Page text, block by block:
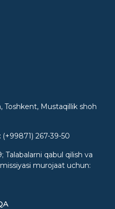
Toshkent, Mustaqillik shoh
: (+99871) 267-39-50
Talabalarni qabul qilish va
murojaat uchun: